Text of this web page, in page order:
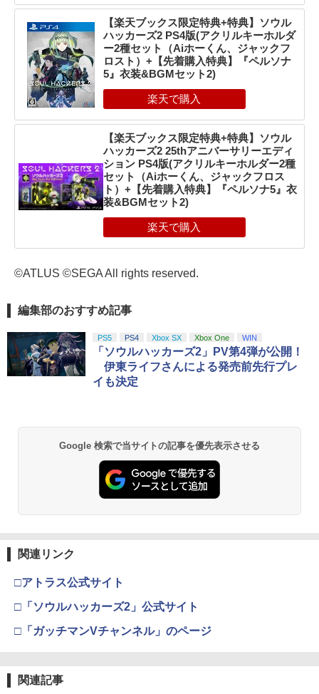
【楽天ブックス限定特典+特典】ソウル
ハッカーズ2 PS4版(アクリルキーホルダ
ー2種セット（Aiホーくん、ジャックフ
ロスト）+【先着購入特典】『ペルソナ
5』衣装&BGMセット2)
【楽天ブックス限定特典+特典】ソウル
ハッカーズ2 25thアニバーサリーエディ
ション PS4版(アクリルキーホルダー2種
セット（Aiホーくん、ジャックフロス
ト）+【先着購入特典】『ペルソナ5』衣
装&BGMセット2)
©ATLUS ©SEGA All rights reserved.
編集部のおすすめ記事
PS5 PS4 Xbox SX Xbox One WIN
「ソウルハッカーズ2」PV第4弾が公開！
伊東ライフさんによる発売前先行プレ
イも決定
Google 検索で当サイトの記事を優先表示させる
関連リンク
□アトラス公式サイト
□「ソウルハッカーズ2」公式サイト
□「ガッチマンVチャンネル」のページ
関連記事